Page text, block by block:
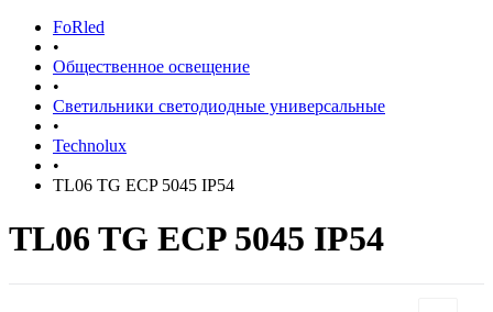
FoRled
•
Общественное освещение
•
Светильники светодиодные универсальные
•
Technolux
•
TL06 TG ECP 5045 IP54
TL06 TG ECP 5045 IP54